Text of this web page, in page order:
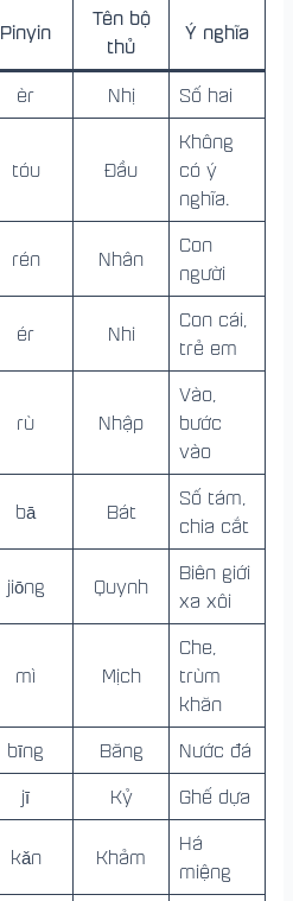
Pinyin
Tên bộ
thủ
Ý nghĩa
èr Nhị Số hai
tóu Đầu
Không
có ý
nghĩa.
rén Nhân
Con
người
ér Nhi
Con cái,
trẻ em
rù Nhập
Vào,
bước
vào
bā Bát
Số tám,
chia cắt
jiōng Quynh
Biên giới
xa xôi
mì Mịch
Che,
trùm
khăn
bīng Băng
Nước đá
jī Kỷ Ghế dựa
kǎn Khảm
Há
miệng